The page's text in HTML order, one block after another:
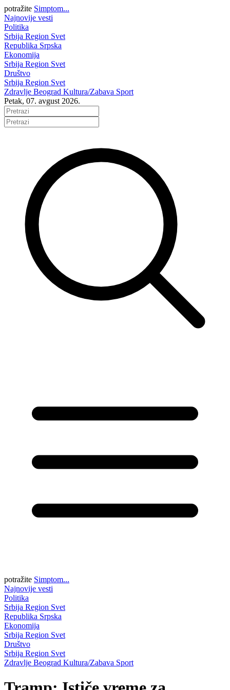
potražite Simptom...
Najnovije vesti
Politika
Srbija Region Svet
Republika Srpska
Ekonomija
Srbija Region Svet
Društvo
Srbija Region Svet
Zdravlje Beograd Kultura/Zabava Sport
Petak, 07. avgust 2026.
potražite Simptom...
Najnovije vesti
Politika
Srbija Region Svet
Republika Srpska
Ekonomija
Srbija Region Svet
Društvo
Srbija Region Svet
Zdravlje Beograd Kultura/Zabava Sport